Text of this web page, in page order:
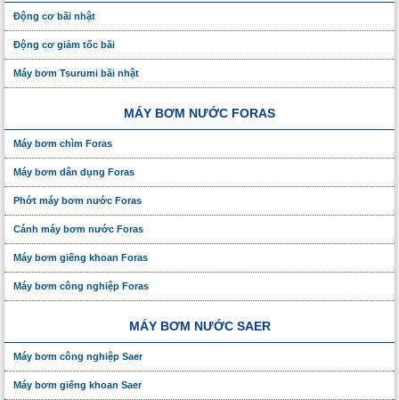
Động cơ bãi nhật
Động cơ giảm tốc bãi
Máy bơm Tsurumi bãi nhật
MÁY BƠM NƯỚC FORAS
Máy bơm chìm Foras
Máy bơm dân dụng Foras
Phớt máy bơm nước Foras
Cánh máy bơm nước Foras
Máy bơm giếng khoan Foras
Máy bơm công nghiệp Foras
MÁY BƠM NƯỚC SAER
Máy bơm công nghiệp Saer
Máy bơm giếng khoan Saer